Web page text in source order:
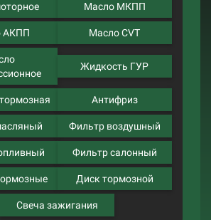
Масло МКПП
АКПП Масло CVT
Жидкость ГУР
Антифриз
Фильтр воздушный
Фильтр салонный
Диск тормозной
Свеча зажигания